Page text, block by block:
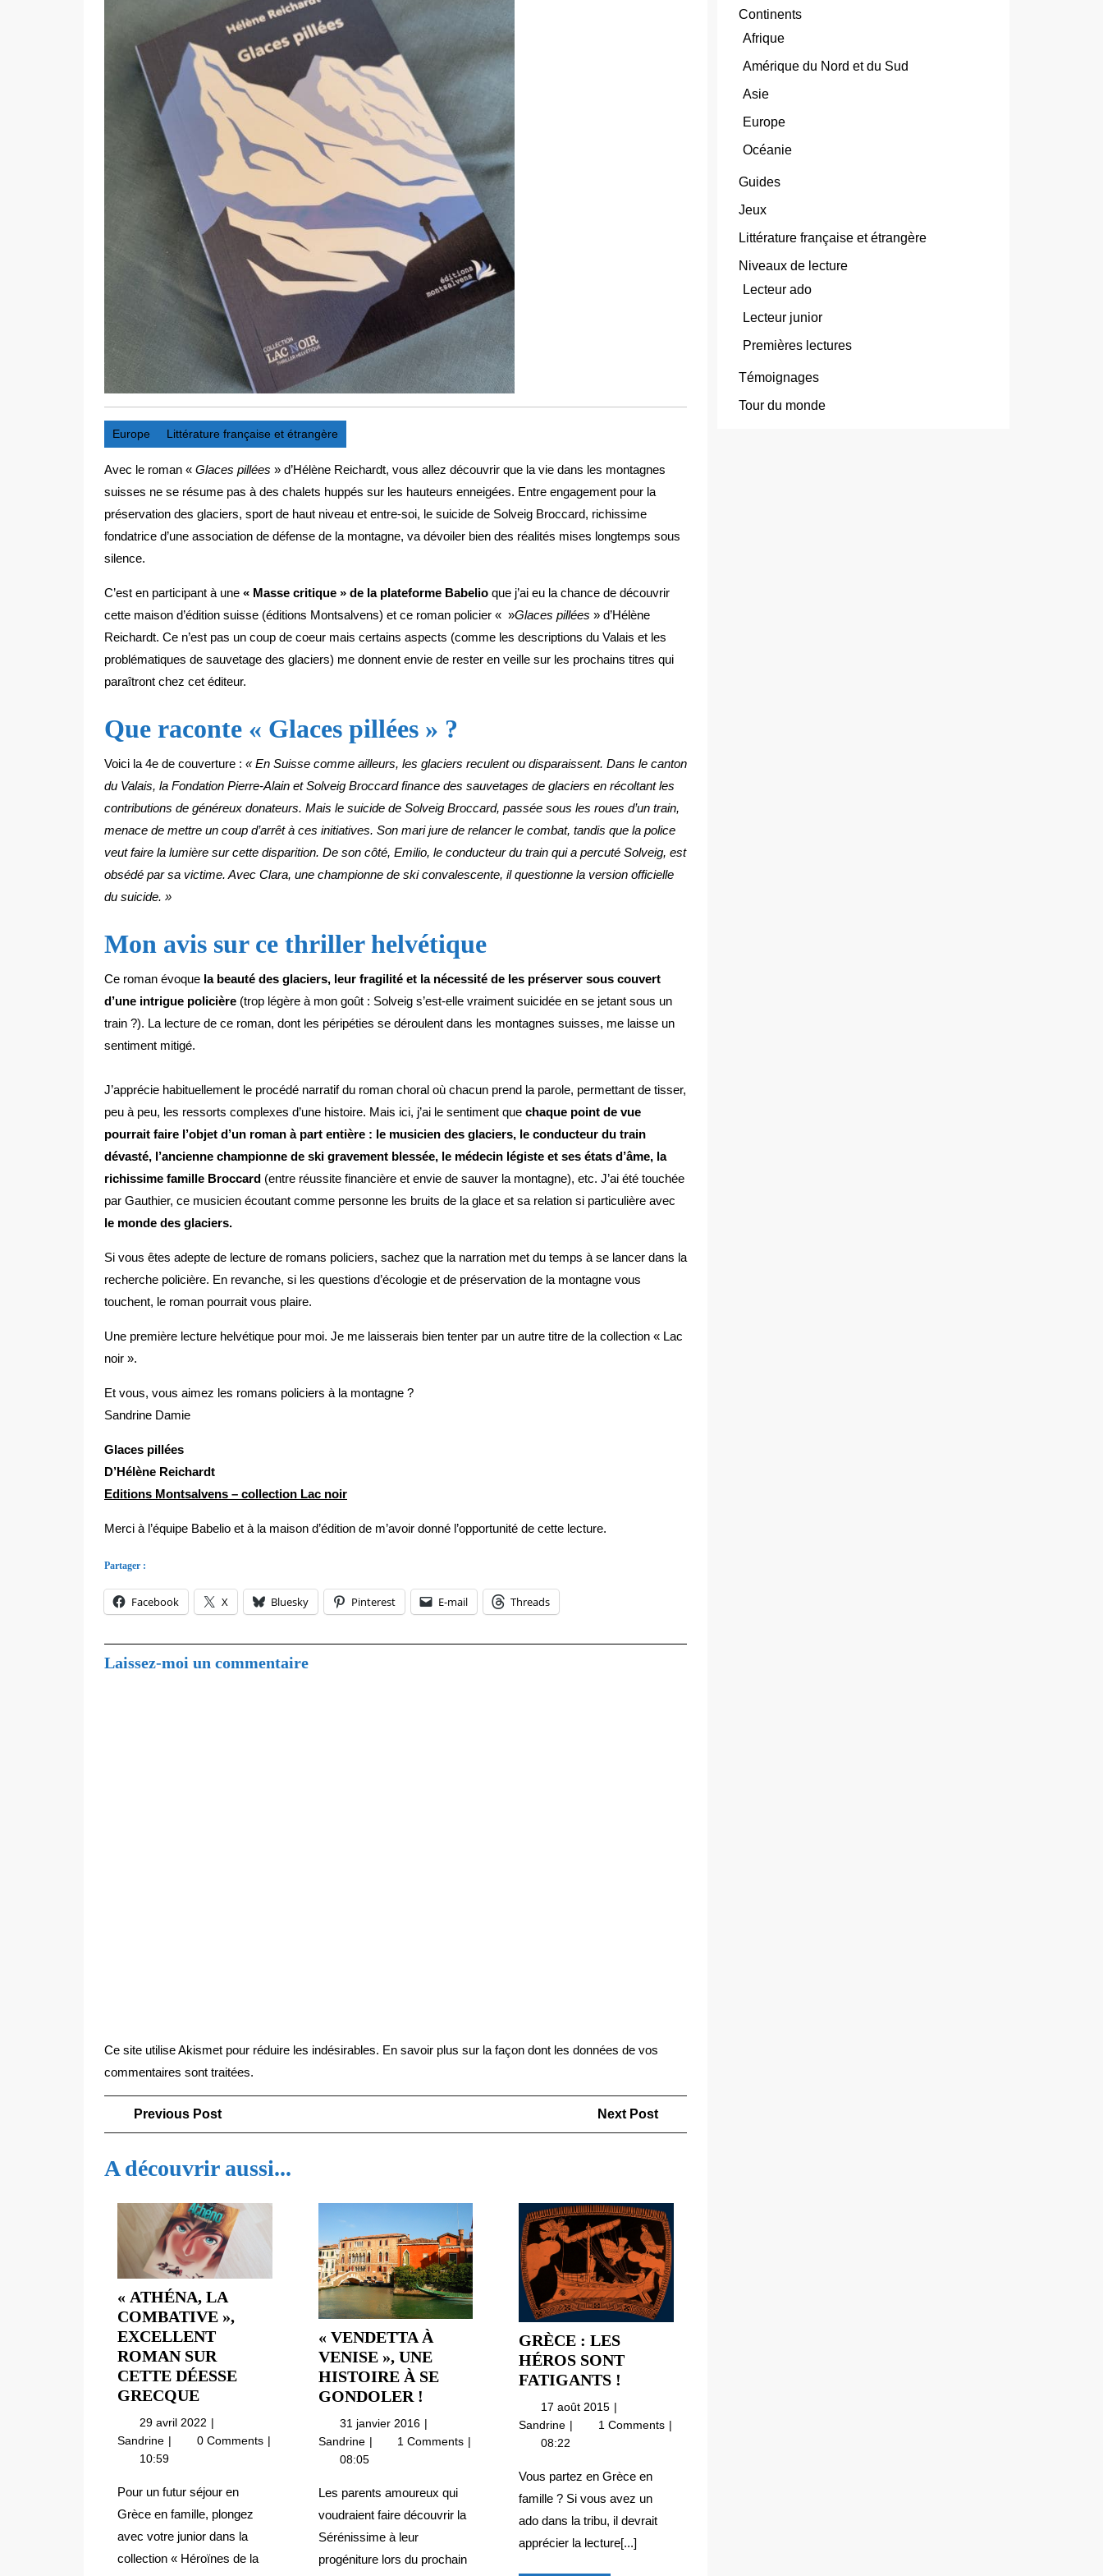
Europe Littérature française et étrangère
Avec le roman « Glaces pillées » d’Hélène Reichardt, vous allez découvrir que la vie dans les montagnes
suisses ne se résume pas à des chalets huppés sur les hauteurs enneigées. Entre engagement pour la
préservation des glaciers, sport de haut niveau et entre-soi, le suicide de Solveig Broccard, richissime
fondatrice d’une association de défense de la montagne, va dévoiler bien des réalités mises longtemps sous
silence.
C’est en participant à une « Masse critique » de la plateforme Babelio que j’ai eu la chance de découvrir
cette maison d’édition suisse (éditions Montsalvens) et ce roman policier « »Glaces pillées » d’Hélène
Reichardt. Ce n’est pas un coup de coeur mais certains aspects (comme les descriptions du Valais et les
problématiques de sauvetage des glaciers) me donnent envie de rester en veille sur les prochains titres qui
paraîtront chez cet éditeur.
Que raconte « Glaces pillées » ?
Voici la 4e de couverture : « En Suisse comme ailleurs, les glaciers reculent ou disparaissent. Dans le canton
du Valais, la Fondation Pierre-Alain et Solveig Broccard finance des sauvetages de glaciers en récoltant les
contributions de généreux donateurs. Mais le suicide de Solveig Broccard, passée sous les roues d’un train,
menace de mettre un coup d’arrêt à ces initiatives. Son mari jure de relancer le combat, tandis que la police
veut faire la lumière sur cette disparition. De son côté, Emilio, le conducteur du train qui a percuté Solveig, est
obsédé par sa victime. Avec Clara, une championne de ski convalescente, il questionne la version officielle
du suicide. »
Mon avis sur ce thriller helvétique
Ce roman évoque la beauté des glaciers, leur fragilité et la nécessité de les préserver sous couvert
d’une intrigue policière (trop légère à mon goût : Solveig s’est-elle vraiment suicidée en se jetant sous un
train ?). La lecture de ce roman, dont les péripéties se déroulent dans les montagnes suisses, me laisse un
sentiment mitigé.
J’apprécie habituellement le procédé narratif du roman choral où chacun prend la parole, permettant de tisser,
peu à peu, les ressorts complexes d’une histoire. Mais ici, j’ai le sentiment que chaque point de vue
pourrait faire l’objet d’un roman à part entière : le musicien des glaciers, le conducteur du train
dévasté, l’ancienne championne de ski gravement blessée, le médecin légiste et ses états d’âme, la
richissime famille Broccard (entre réussite financière et envie de sauver la montagne), etc. J’ai été touchée
par Gauthier, ce musicien écoutant comme personne les bruits de la glace et sa relation si particulière avec
le monde des glaciers.
Si vous êtes adepte de lecture de romans policiers, sachez que la narration met du temps à se lancer dans la
recherche policière. En revanche, si les questions d’écologie et de préservation de la montagne vous
touchent, le roman pourrait vous plaire.
Une première lecture helvétique pour moi. Je me laisserais bien tenter par un autre titre de la collection « Lac
noir ».
Et vous, vous aimez les romans policiers à la montagne ?
Sandrine Damie
Glaces pillées
D’Hélène Reichardt
Editions Montsalvens – collection Lac noir
Merci à l’équipe Babelio et à la maison d’édition de m’avoir donné l’opportunité de cette lecture.
Partager :
Facebook X Bluesky Pinterest E-mail Threads
Laissez-moi un commentaire
Ce site utilise Akismet pour réduire les indésirables. En savoir plus sur la façon dont les données de vos
commentaires sont traitées.
Navigation
de
l’article
Previous PostPrevious
Next Post
A découvrir aussi...
« ATHÉNA, LA
COMBATIVE »,
EXCELLENT
ROMAN SUR
CETTE DÉESSE
GRECQUE« ATHÉNA,
LA
COMBATIVE »,
SUR
CETTE
DÉESSE
GRECQUE
29 avril 2022 29
avril
Sandrine « Athéna,
la
excellent
roman
cette
déesse
0 Comments
10:59
Pour un futur séjour en
Grèce en famille, plongez
avec votre junior dans la
collection « Héroïnes de la
« VENDETTA À
VENISE », UNE
HISTOIRE À SE
GONDOLER !
À
VENISE »,
À
SE
!
31 janvier 2016 31
janvier
Sandrine « Vendetta
à
une
histoire
se
gondoler
1 Comments
08:05
Les parents amoureux qui
voudraient faire découvrir la
Sérénissime à leur
progéniture lors du prochain
GRÈCE : LES
HÉROS SONT
FATIGANTS !
FATIGANTS
!
17 août 2015 17
août
Sandrine Grèce
:
héros
sont
1 Comments
08:22
Vous partez en Grèce en
famille ? Si vous avez un
ado dans la tribu, il devrait
apprécier la lecture[...]
Continents
Afrique
Amérique du Nord et du Sud
Asie
Europe
Océanie
Guides
Jeux
Littérature française et étrangère
Niveaux de lecture
Lecteur ado
Lecteur junior
Premières lectures
Témoignages
Tour du monde